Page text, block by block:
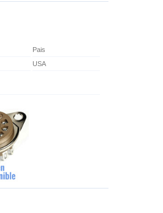
Pais
USA